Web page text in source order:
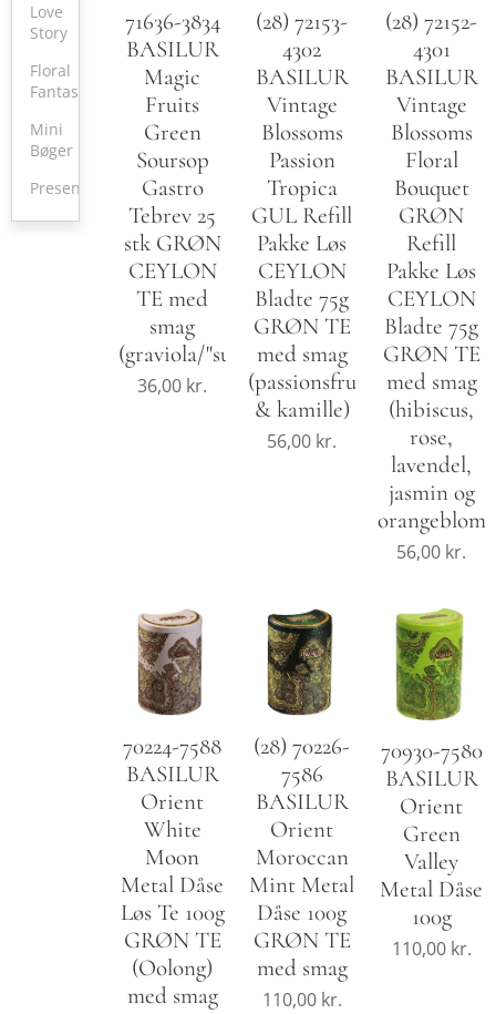
Love
Story
Floral
Fantasy
Mini
Bøger
Present
71636-3834
BASILUR
Magic
Fruits
Green
Soursop
Gastro
Tebrev 25
stk GRØN
CEYLON
TE med
smag
(graviola/"sukkeræble")
36,00 kr.
(28) 72153-
4302
BASILUR
Vintage
Blossoms
Passion
Tropica
GUL Refill
Pakke Løs
CEYLON
Bladte 75g
GRØN TE
med smag
(passionsfrugt
& kamille)
56,00 kr.
(28) 72152-
4301
BASILUR
Vintage
Blossoms
Floral
Bouquet
GRØN
Refill
Pakke Løs
CEYLON
Bladte 75g
GRØN TE
med smag
(hibiscus,
rose,
lavendel,
jasmin og
56,00 kr.
70224-7588
BASILUR
Orient
White
Moon
Metal Dåse
Løs Te 100g
GRØN TE
(Oolong)
med smag
(28) 70226-
7586
BASILUR
Orient
Moroccan
Mint Metal
Dåse 100g
GRØN TE
med smag
110,00kr.
70930-7580
BASILUR
Orient
Green
Valley
Metal Dåse
100g
110,00kr.